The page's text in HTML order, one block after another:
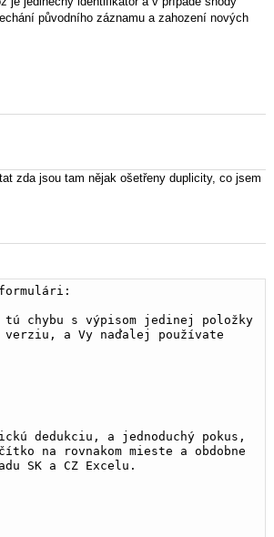
původního záznamu a zahození nových
zda jsou tam nějak ošetřeny duplicity, co jsem
chybu s výpisom jedinej položky
verziu, a Vy naďalej používate
dedukciu, a jednoduchý pokus,
na rovnakom mieste a obdobne
SK a CZ Excelu.